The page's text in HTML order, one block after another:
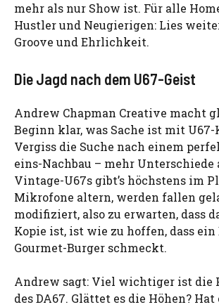
mehr als nur Show ist. Für alle
Hustler und Neugierigen: Lies
Groove und Ehrlichkeit.
Die Jagd nach dem U67-Geist
Andrew Chapman Creative macht
Beginn klar, was Sache ist mit U67-
Vergiss die Suche nach einem
eins-Nachbau – mehr Unterschiede
Vintage-U67s gibt’s höchstens im
Mikrofone altern, werden fallen
modifiziert, also zu erwarten, dass
Kopie ist, ist wie zu hoffen, dass
Gourmet-Burger schmeckt.
Andrew sagt: Viel wichtiger ist die
des DA67. Glättet es die Höhen? Hat